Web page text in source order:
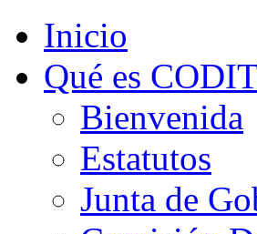
Inicio
Qué es
Bienvenida
Estatutos
Junta de